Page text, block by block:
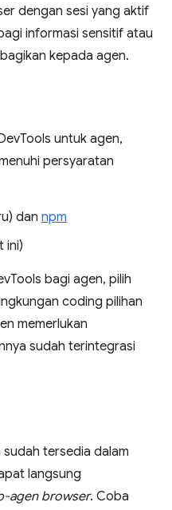
dengan sesi yang aktif
informasi sensitif atau
kepada agen.
untuk agen,
persyaratan
dan npm
ini)
bagi agen, pilih
coding pilihan
memerlukan
sudah terintegrasi
tersedia dalam
langsung
agen browser. Coba